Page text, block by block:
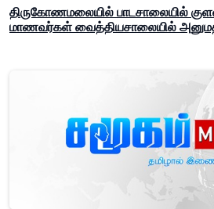
திருகோணமலையில் பாடசாலையில்
மாணவர்கள் வைத்தியசாலையில்